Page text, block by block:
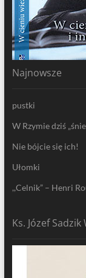
Najnowsze
pustki
W Rzymie dziś
Nie bójcie się ich!
Ułomki
,,Celnik” – Henri
Ks. Józef